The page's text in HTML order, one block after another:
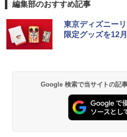
D40 地球の歩き
力的な町 2026～
A09 地球の歩き
球の歩き方A ヨ
￥2,479
[キャンパーズコ
プテント 傘みた
ッとサンシェー
￥6,831
PYKES PEAK (
ト プライバシー
人用 折りたたみ
易 トイレテント
BUNDOK(バン
-08EX カーキ ソ
レーム テント
GRANDOOR ス
コンパクト 保冷
編集部のおすすめ記事
東京ディズニー
限定グッズを12
Google 検索で当サイトの記